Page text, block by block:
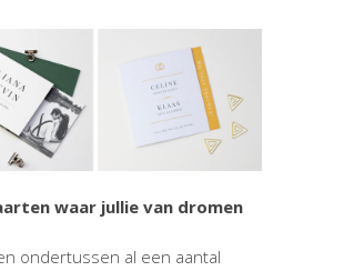
waar jullie van dromen
ondertussen al een aantal